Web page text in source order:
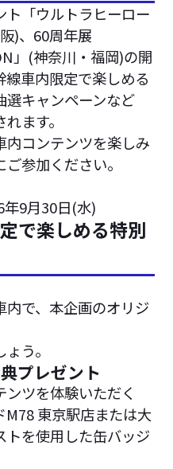
ト「ウルトラヒーロー
)、60周年展
」(神奈川・福岡)の開
車内限定で楽しめる
選キャンペーンなど
ます。
内コンテンツを楽しみ
参加ください。
9月30日(水)
で楽しめる特別
で、本企画のオリジ
う。
プレゼント
ツを体験いただく
M78 東京駅店または大
トを使用した缶バッジ